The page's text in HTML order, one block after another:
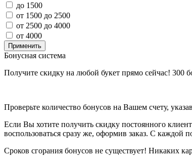
до 1500
от 1500 до 2500
от 2500 до 4000
от 4000
Бонусная система
Получите скидку на любой букет прямо сейчас! 300
Проверьте количество бонусов на Вашем счету,
Если Вы хотите получить скидку постоянного
воспользоваться сразу же, оформив заказ. С
Сроков сгорания бонусов не существует! Никаких